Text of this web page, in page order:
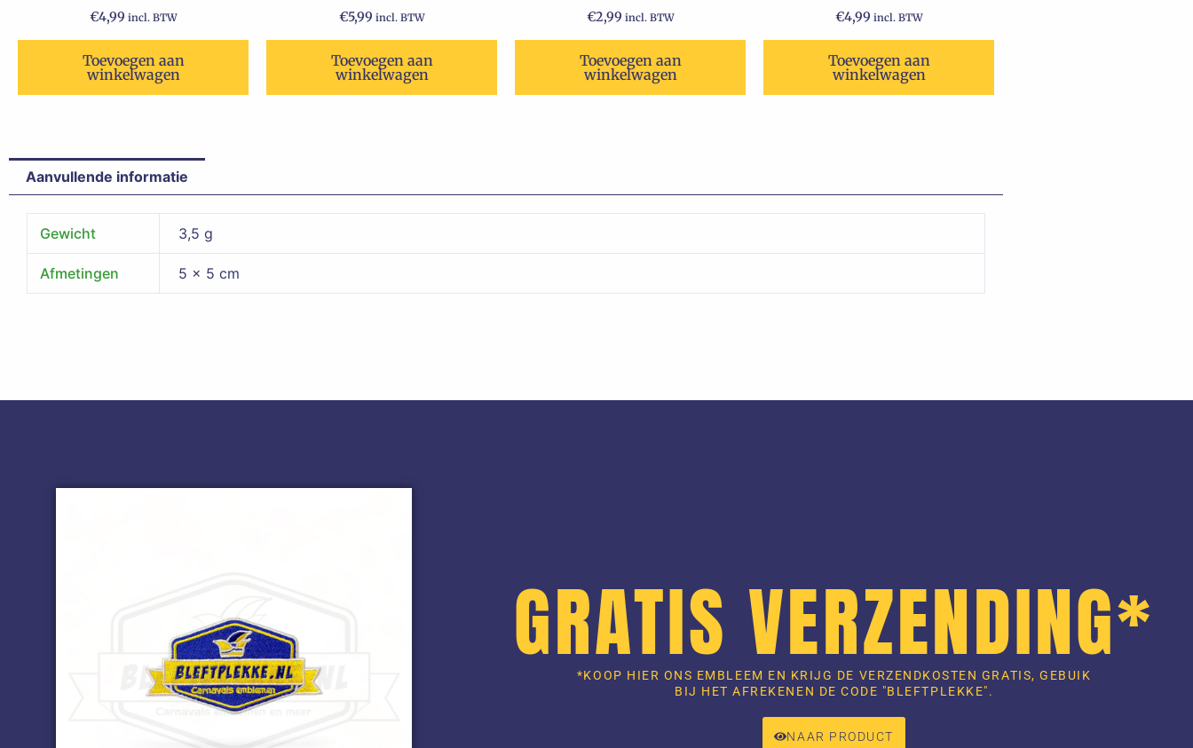
€4,99 incl. BTW
Toevoegen aan
winkelwagen
€5,99 incl. BTW
Toevoegen aan
winkelwagen
€2,99 incl. BTW
Toevoegen aan
winkelwagen
€4,99 incl. BTW
Toevoegen aan
winkelwagen
Aanvullende informatie
Gewicht 3,5 g
Afmetingen 5 × 5 cm
GRATIS VERZENDING*
*KOOP HIER ONS EMBLEEM EN KRIJG DE VERZENDKOSTEN GRATIS, GEBUIK
BIJ HET AFREKENEN DE CODE "BLEFTPLEKKE".
NAAR PRODUCT